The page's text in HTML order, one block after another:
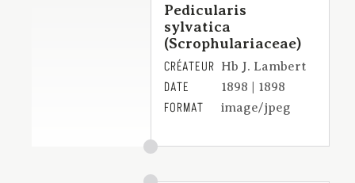
Pedicularis
sylvatica
(Scrophulariaceae)
CRÉATEUR Hb J. Lambert
DATE 1898 | 1898
FORMAT image/jpeg